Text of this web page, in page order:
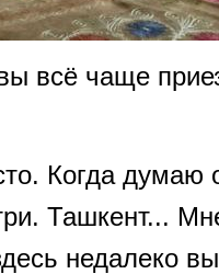
всё чаще
Когда думаю
Ташкент...
недалеко